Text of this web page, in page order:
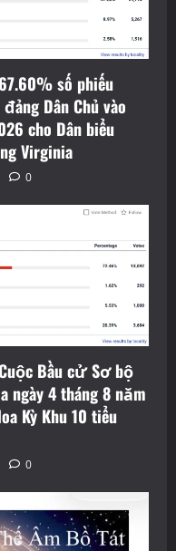
số phiếu
Dân Chủ vào
cho Dân biểu
Virginia
0
Bầu cử Sơ bộ
ngày 4 tháng 8 năm
Kỳ Khu 10 tiểu
0